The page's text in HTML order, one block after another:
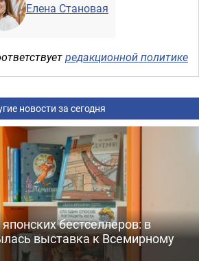
Елена Становая
редакционной политике
новости за сегодня
бестселлеров: в
выставка к Всемирному